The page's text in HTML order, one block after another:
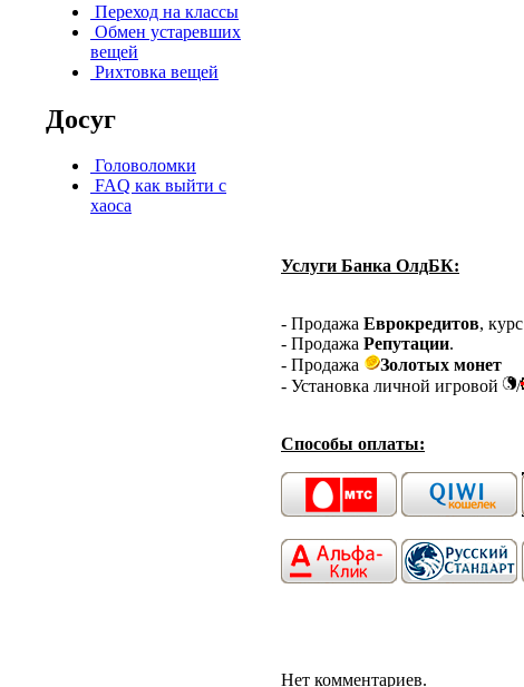
Переход на классы
Обмен устаревших
вещей
Рихтовка вещей
Досуг
Головоломки
FAQ как выйти с
хаоса
Услуги Банка ОлдБК:
- Продажа Еврокредитов,
- Продажа Репутации.
- Продажа
Золотых монет
- Установка личной игровой
/
Способы оплаты:
Нет комментариев.